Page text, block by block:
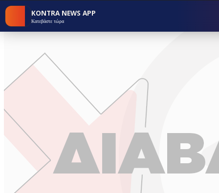
KONTRA NEWS APP
Κατεβάστε τώρα